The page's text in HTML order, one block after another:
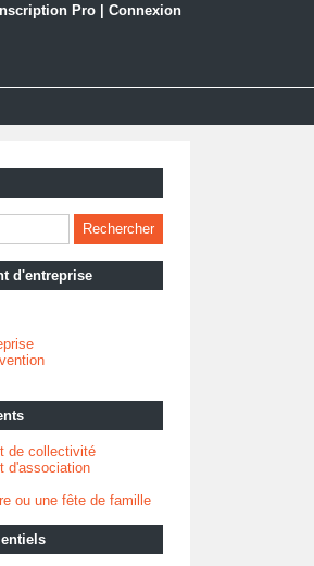
Inscription Pro Connexion
d'entreprise
de collectivité
d'association
ou une fête de famille